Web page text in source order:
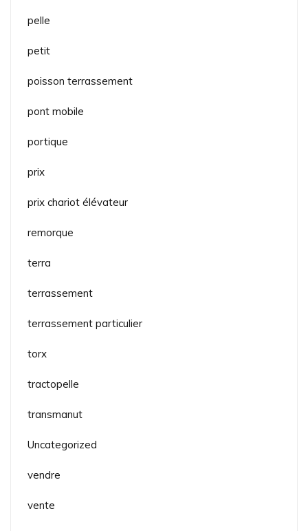
pelle
petit
poisson terrassement
pont mobile
portique
prix
prix chariot élévateur
remorque
terra
terrassement
terrassement particulier
torx
tractopelle
transmanut
Uncategorized
vendre
vente